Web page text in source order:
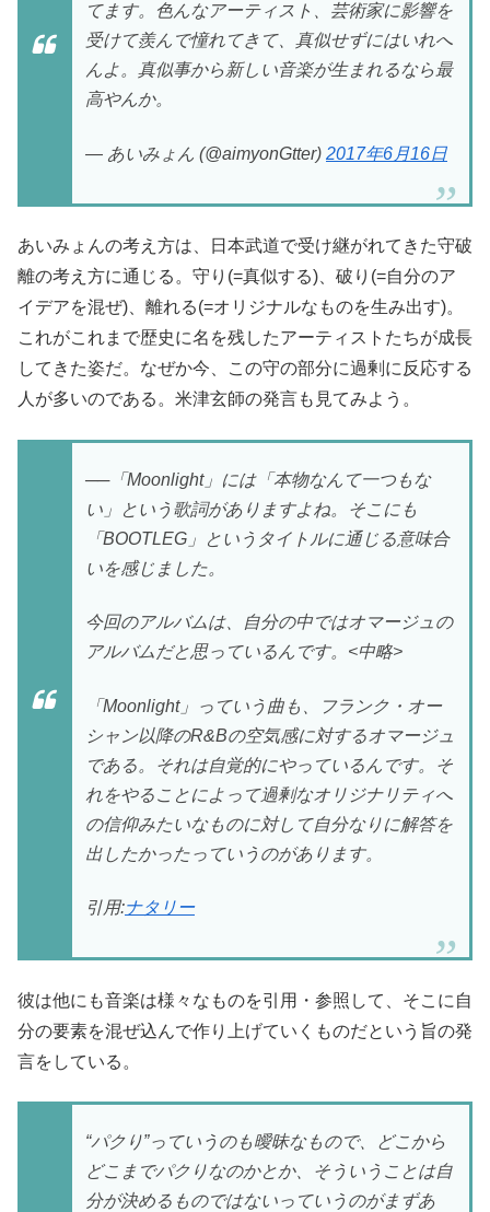
てます。色んなアーティスト、芸術家に影響を
受けて羨んで憧れてきて、真似せずにはいれへ
んよ。真似事から新しい音楽が生まれるなら最
高やんか。
— あいみょん (@aimyonGtter) 2017年6月16日
あいみょんの考え方は、日本武道で受け継がれてきた守破
離の考え方に通じる。守り(=真似する)、破り(=自分のア
イデアを混ぜ)、離れる(=オリジナルなものを生み出す)。
これがこれまで歴史に名を残したアーティストたちが成長
してきた姿だ。なぜか今、この守の部分に過剰に反応する
人が多いのである。米津玄師の発言も見てみよう。
──「Moonlight」には「本物なんて一つもな
い」という歌詞がありますよね。そこにも
「BOOTLEG」というタイトルに通じる意味合
いを感じました。
今回のアルバムは、自分の中ではオマージュの
アルバムだと思っているんです。<中略>
「Moonlight」っていう曲も、フランク・オー
シャン以降のR&Bの空気感に対するオマージュ
である。それは自覚的にやっているんです。そ
れをやることによって過剰なオリジナリティへ
の信仰みたいなものに対して自分なりに解答を
出したかったっていうのがあります。
引用:ナタリー
彼は他にも音楽は様々なものを引用・参照して、そこに自
分の要素を混ぜ込んで作り上げていくものだという旨の発
言をしている。
“パクり”っていうのも曖昧なもので、どこから
どこまでパクりなのかとか、そういうことは自
分が決めるものではないっていうのがまずあ